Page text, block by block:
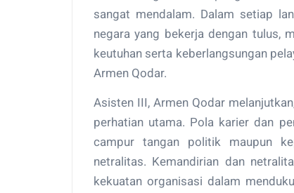
sangat mendalam. Dalam setiap
negara yang bekerja dengan tulus,
keutuhan serta keberlangsungan
Armen Qodar.
Asisten III, Armen Qodar
perhatian utama. Pola karier dan
campur tangan politik maupun
netralitas. Kemandirian dan
kekuatan organisasi dalam